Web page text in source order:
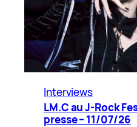
Interviews
LM.C au J-Rock
presse – 11/07/26